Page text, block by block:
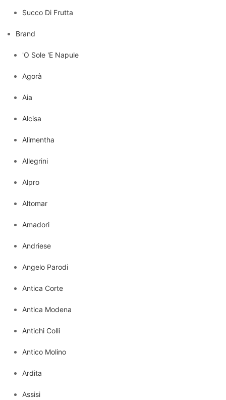
Succo Di Frutta
Brand
'O Sole 'E Napule
Agorà
Aia
Alcisa
Alimentha
Allegrini
Alpro
Altomar
Amadori
Andriese
Angelo Parodi
Antica Corte
Antica Modena
Antichi Colli
Antico Molino
Ardita
Assisi